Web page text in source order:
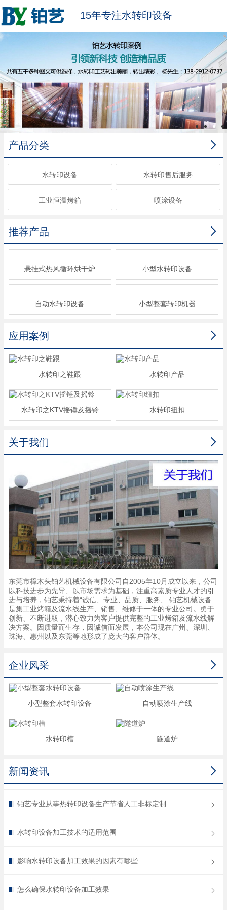
15年专注水转印设备

产品分类
水转印设备 水转印售后服务
工业恒温烤箱 喷涂设备

推荐产品
悬挂式热风循环烘干炉 小型水转印设备
自动水转印设备 小型整套转印机器

应用案例
水转印之鞋跟 水转印产品
水转印之KTV摇锤及摇铃 水转印纽扣

关于我们
东莞市樟木头铂艺机械设备有限公司自2005年10月成立以来，公司
以科技进步为先导、以市场需求为基础，注重高素质专业人才的引
进与培养，铂艺秉持着“诚信、专业、品质、服务、 铂艺机械设备
是集工业烤箱及流水线生产、销售、维修于一体的专业公司。勇于
创新、不断进取，潜心致力为客户提供完整的工业烤箱及流水线解
决方案。因质量而生存，因诚信而发展，本公司现在广州、深圳、
珠海、惠州以及东莞等地形成了庞大的客户群体。

企业风采
小型整套水转印设备 自动喷涂生产线
水转印槽 隧道炉

新闻资讯
铂艺专业从事热转印设备生产节省人工非标定制
水转印设备加工技术的适用范围
影响水转印设备加工效果的因素有哪些
怎么确保水转印设备加工效果